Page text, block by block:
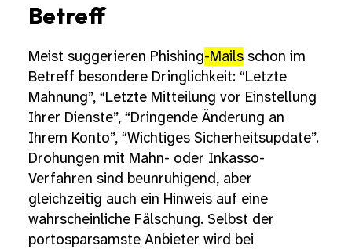
Betreff
Meist suggerieren Phishing-Mails schon im
Betreff besondere Dringlichkeit: “Letzte
Mahnung”, “Letzte Mitteilung vor Einstellung
Ihrer Dienste”, “Dringende Änderung an
Ihrem Konto”, “Wichtiges Sicherheitsupdate”.
Drohungen mit Mahn- oder Inkasso-
Verfahren sind beunruhigend, aber
gleichzeitig auch ein Hinweis auf eine
wahrscheinliche Fälschung. Selbst der
portosparsamste Anbieter wird bei